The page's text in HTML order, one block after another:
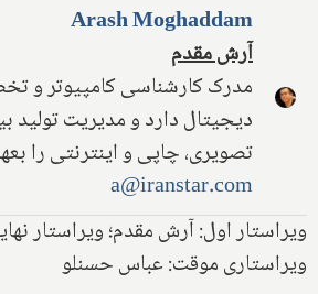
Arash Moghaddam
آرش مقدم
مدرک کارشناسی کامپیوتر و
تصویری، چاپی و اینترنتی را
a@iranstar.com
ویراستار اول: آرش مقدم؛ ویراستار
ویراستاری موقت: عباس حسنلو